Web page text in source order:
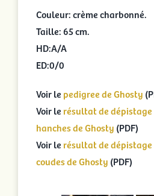
Couleur: crème charbonné.
Taille: 65 cm.
HD:A/A
ED:0/0
Voir le pedigree de Ghosty
Voir le résultat de
hanches de Ghosty (PDF)
Voir le résultat de
coudes de Ghosty (PDF)